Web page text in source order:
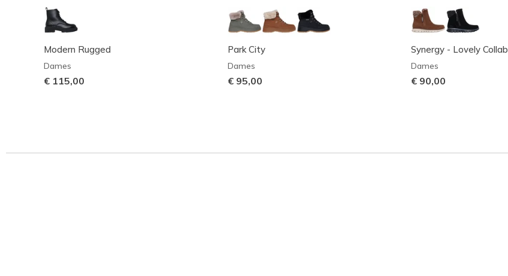
Modern Rugged
Dames
€ 115,00
Park City
Dames
€ 95,00
Synergy - Lovely Collab
Dames
€ 90,00